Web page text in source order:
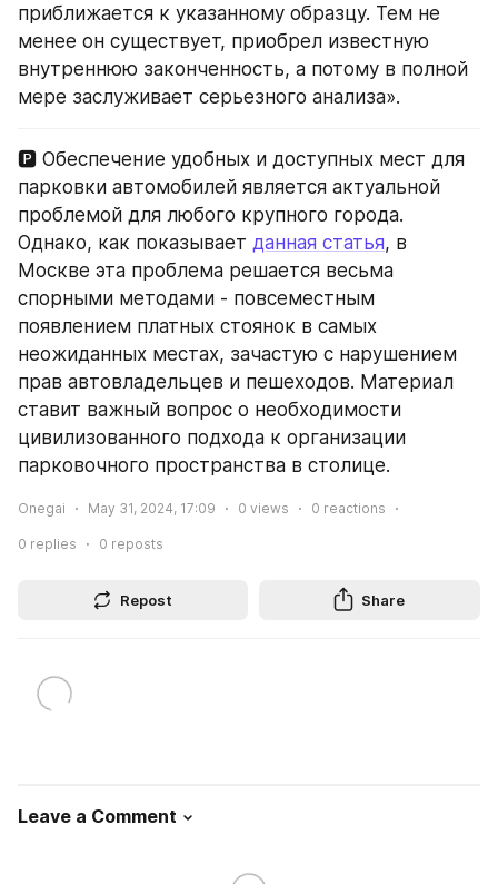
приближается к указанному образцу. Тем не
менее он существует, приобрел известную
внутреннюю законченность, а потому в полной
мере заслуживает серьезного анализа».
🅿️ Обеспечение удобных и доступных мест для
парковки автомобилей является актуальной
проблемой для любого крупного города.
Однако, как показывает данная статья, в
Москве эта проблема решается весьма
спорными методами - повсеместным
появлением платных стоянок в самых
неожиданных местах, зачастую с нарушением
прав автовладельцев и пешеходов. Материал
ставит важный вопрос о необходимости
цивилизованного подхода к организации
парковочного пространства в столице.
Onegai May 31, 2024, 17:09 0 views 0 reactions
0 replies 0 reposts
Repost Share
Leave a Comment